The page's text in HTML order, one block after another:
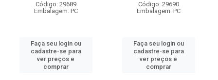
Código: 29689
Embalagem: PC
Faça seu login ou
cadastre-se para
ver preços e
comprar
Código: 29690
Embalagem: PC
Faça seu login ou
cadastre-se para
ver preços e
comprar